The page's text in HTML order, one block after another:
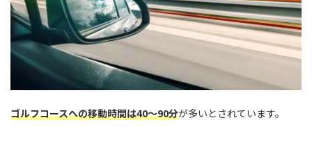
ゴルフコースへの移動時間は40～90分が多いとされています。